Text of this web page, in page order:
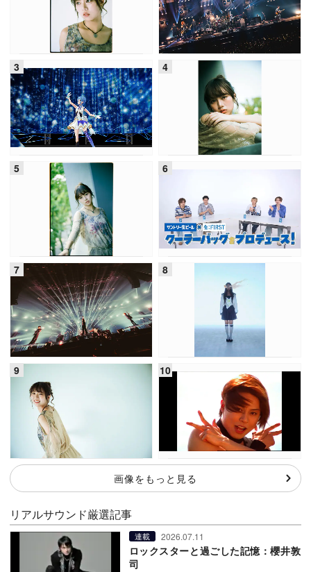
画像をもっと見る
リアルサウンド厳選記事
連載 2026.07.11
ロックスターと過ごした記憶：櫻井敦
司